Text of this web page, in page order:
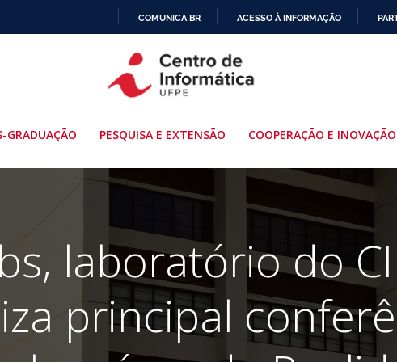
PARA
O
COMUNICA BR ACESSO À INFORMAÇÃO
GRADUAÇÃO PESQUISA E EXTENSÃO COOPERAÇÃO E INOVAÇÃO
laboratório do
principal